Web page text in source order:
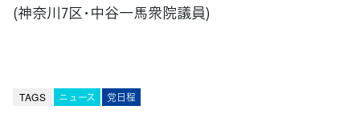
(神奈川7区･中谷一馬衆院議員)
TAGS ニュース 党日程